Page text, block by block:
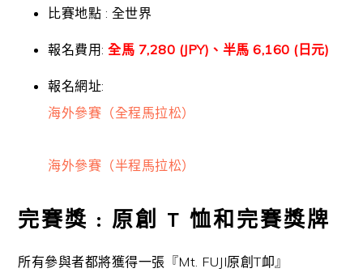
比賽地點 : 全世界
報名費用:全馬 7,280 (JPY)、半馬 6,160 (日元)
報名網址:
海外參賽（全程馬拉松）
海外參賽（半程馬拉松）
完賽獎 : 原創 T 恤和完賽獎牌
所有參與者都將獲得一張『Mt. FUJI原創T卹』